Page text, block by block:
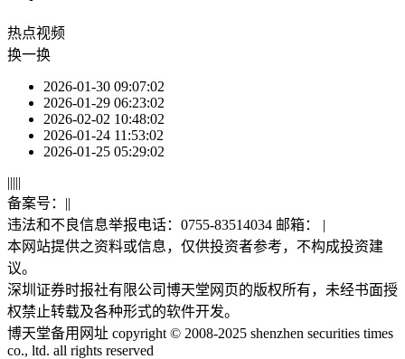
热点视频
换一换
2026-01-30 09:07:02
2026-01-29 06:23:02
2026-02-02 10:48:02
2026-01-24 11:53:02
2026-01-25 05:29:02
|||||
备案号： ||
违法和不良信息举报电话：0755-83514034 邮箱： |
本网站提供之资料或信息，仅供投资者参考，不构成投资建
议。
深圳证券时报社有限公司博天堂网页的版权所有，未经书面授
权禁止转载及各种形式的软件开发。
博天堂备用网址 copyright © 2008-2025 shenzhen securities times
co., ltd. all rights reserved